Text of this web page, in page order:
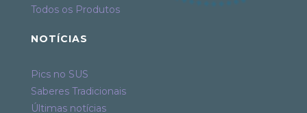
Todos os Produtos
NOTÍCIAS
Pics no SUS
Saberes Tradicionais
Últimas notícias